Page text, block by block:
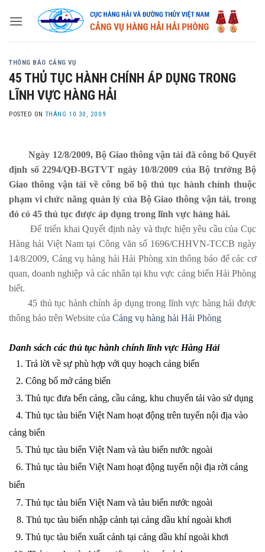
THÔNG BÁO CẢNG VỤ
45 THỦ TỤC HÀNH CHÍNH ÁP DỤNG TRONG
LĨNH VỰC HÀNG HẢI
POSTED ON THÁNG 10 30, 2009
Ngày 12/8/2009, Bộ Giao thông vận tải đã công bố Quyết
định số 2294/QĐ-BGTVT ngày 10/8/2009 của Bộ trưởng Bộ
Giao thông vận tải về công bố bộ thủ tục hành chính thuộc
phạm vi chức năng quản lý của Bộ Giao thông vận tải, trong
đó có 45 thủ tục được áp dụng trong lĩnh vực hàng hải.
Để triển khai Quyết định này và thực hiện yêu cầu của Cục
Hàng hải ViệtNam tại Công văn số 1696/CHHVN-TCCB ngày
14/8/2009, Cảng vụ hàng hải Hải Phòng xin thông báo để các cơ
quan, doanh nghiệp và các nhân tại khu vực cảng biển Hải Phòng
biết.
45 thủ tục hành chính áp dụng trong lĩnh vực hàng hải được
thông báo trên Website của Cảng vụ hàng hải Hải Phòng
Danh sách các thủ tục hành chính lĩnh vực Hàng Hải
Trả lời về sự phù hợp với quy hoạch cảng biển
2. Công bố mở cảng biển
3. Thủ tục đưa bến cảng, cầu cảng, khu chuyển tải vào sử dụng
4. Thủ tục tàu biển Việt Nam hoạt động trên tuyến nội địa vào
cảng biển
5. Thủ tục tàu biển Việt Nam và tàu biển nước ngoài
6. Thủ tục tàu biển Việt Nam hoạt động tuyến nội địa rời cảng
biển
7. Thủ tục tàu biển Việt Nam và tàu biển nước ngoài
Thủ tục tàu biển nhập cảnh tại cảng dầu khí ngoài khơi
. Thủ tục tàu biển xuất cảnh tại cảng dầu khí ngoài khơi